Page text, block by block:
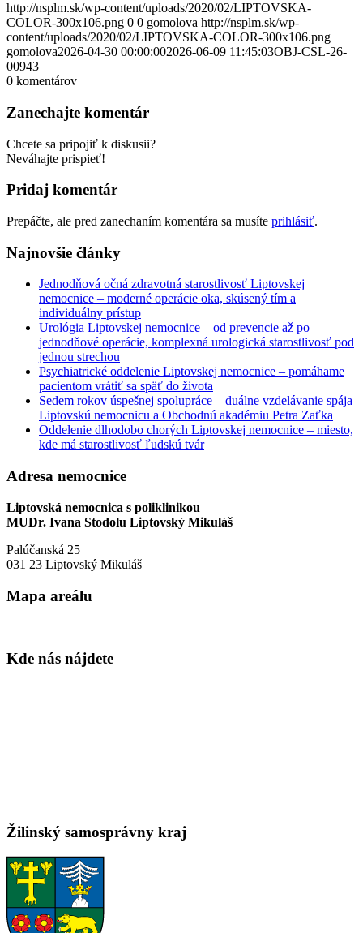
http://nsplm.sk/wp-content/uploads/2020/02/LIPTOVSKA-
COLOR-300x106.png 0 0 gomolova http://nsplm.sk/wp-
content/uploads/2020/02/LIPTOVSKA-COLOR-300x106.png
gomolova2026-04-30 00:00:002026-06-09 11:45:03OBJ-CSL-26-
00943
0 komentárov
Zanechajte komentár
Chcete sa pripojiť k diskusii?
Neváhajte prispieť!
Pridaj komentár
Prepáčte, ale pred zanechaním komentára sa musíte prihlásiť.
Najnovšie články
Jednodňová očná zdravotná starostlivosť Liptovskej
nemocnice – moderné operácie oka, skúsený tím a
individuálny prístup
Urológia Liptovskej nemocnice – od prevencie až po
jednodňové operácie, komplexná urologická starostlivosť pod
jednou strechou
Psychiatrické oddelenie Liptovskej nemocnice – pomáhame
pacientom vrátiť sa späť do života
Sedem rokov úspešnej spolupráce – duálne vzdelávanie spája
Liptovskú nemocnicu a Obchodnú akadémiu Petra Zaťka
Oddelenie dlhodobo chorých Liptovskej nemocnice – miesto,
kde má starostlivosť ľudskú tvár
Adresa nemocnice
Liptovská nemocnica s poliklinikou
MUDr. Ivana Stodolu Liptovský Mikuláš
Palúčanská 25
031 23 Liptovský Mikuláš
Mapa areálu
Kde nás nájdete
Žilinský samosprávny kraj